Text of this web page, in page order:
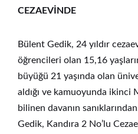
CEZAEVİNDE
Bülent Gedik, 24 yıldır
öğrencileri olan 15,16
büyüğü 21 yaşında olan
aldığı ve kamuoyunda ikinci
bilinen davanın
Gedik, Kandıra 2 No’lu